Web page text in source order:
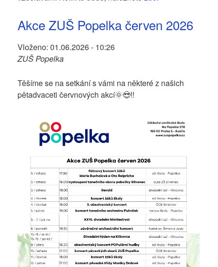
Akce ZUŠ Popelka červen 2026
Vloženo: 01.06.2026 - 10:26
ZUŠ Popelka
Těšíme se na setkání s vámi na některé z našich
pětadvaceti červnových akcí🌞😎!!